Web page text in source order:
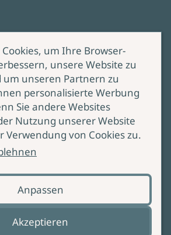
Produktsicherheit
Bei Fragen zur Produktsicherheit
wenden Sie sich bitte an
um Ihre Browser-
unsere Website zu
unseren Partnern zu
personalisierte Werbung
Sie andere Websites
Nutzung unserer Website
Verwendung von Cookies zu.
Anpassen
Akzeptieren